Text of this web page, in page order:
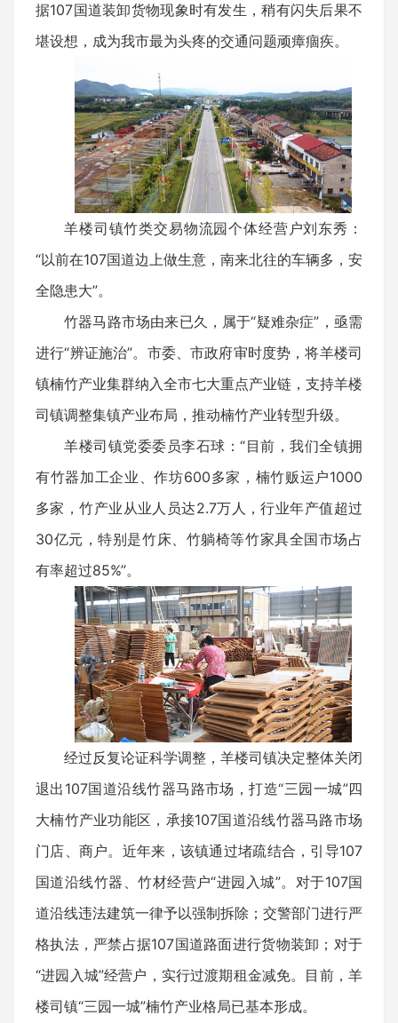
据107国道装卸货物现象时有发生，稍有闪失后果不
堪设想，成为我市最为头疼的交通问题顽瘴痼疾。
羊楼司镇竹类交易物流园个体经营户刘东秀：
“以前在107国道边上做生意，南来北往的车辆多，安
全隐患大”。
竹器马路市场由来已久，属于“疑难杂症”，亟需
进行“辨证施治”。市委、市政府审时度势，将羊楼司
镇楠竹产业集群纳入全市七大重点产业链，支持羊楼
司镇调整集镇产业布局，推动楠竹产业转型升级。
羊楼司镇党委委员李石球：“目前，我们全镇拥
有竹器加工企业、作坊600多家，楠竹贩运户1000
多家，竹产业从业人员达2.7万人，行业年产值超过
30亿元，特别是竹床、竹躺椅等竹家具全国市场占
有率超过85%”。
经过反复论证科学调整，羊楼司镇决定整体关闭
退出107国道沿线竹器马路市场，打造“三园一城”四
大楠竹产业功能区，承接107国道沿线竹器马路市场
门店、商户。近年来，该镇通过堵疏结合，引导107
国道沿线竹器、竹材经营户“进园入城”。对于107国
道沿线违法建筑一律予以强制拆除；交警部门进行严
格执法，严禁占据107国道路面进行货物装卸；对于
“进园入城”经营户，实行过渡期租金减免。目前，羊
楼司镇“三园一城”楠竹产业格局已基本形成。